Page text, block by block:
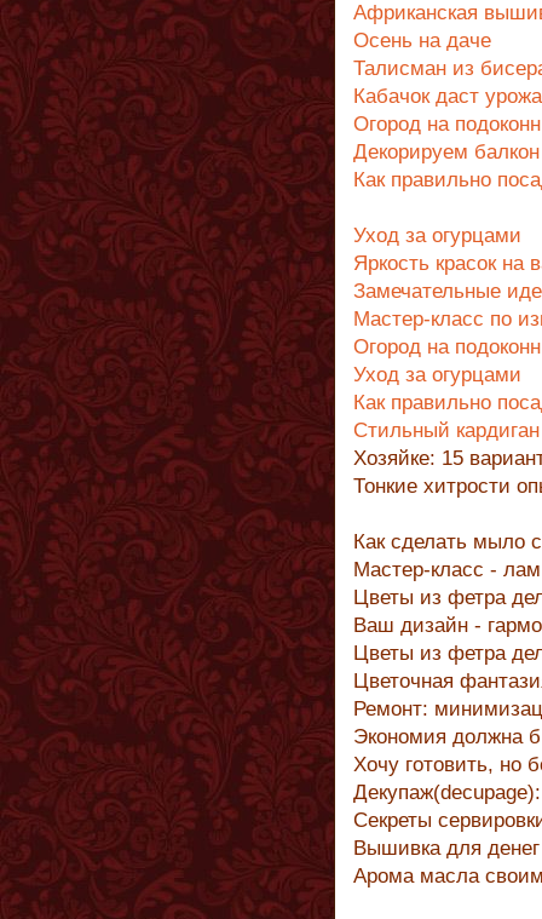
Африканская
Осень на даче
Талисман из
Кабачок даст
Огород на
Декорируем балкон
Как правильно
Уход за огурцами
Яркость красок на
Замечательные
Мастер-класс по
Огород на
Уход за огурцами
Как правильно
Стильный кардиган
Хозяйке: 15
Тонкие хитрости
Как сделать мыло
Мастер-класс -
Цветы из фетра
Ваш дизайн -
Цветы из фетра
Цветочная
Ремонт:
Экономия должна
Хочу готовить, но
Секреты
Вышивка для денег
Арома масла